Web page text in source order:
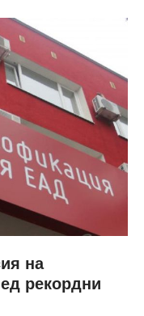
на
рекордни